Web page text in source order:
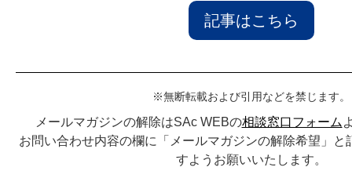
記事はこちら
※無断転載および引用などを禁じます。
メールマガジンの解除はSAc WEBの相談窓口フォーム
お問い合わせ内容の欄に「メールマガジンの解除希望」と
すようお願いいたします。